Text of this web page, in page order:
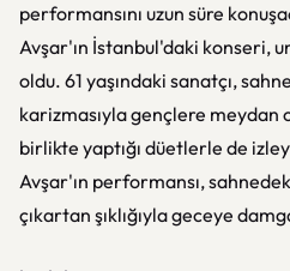
performansını uzun süre
Avşar'ın İstanbul'daki konseri,
oldu. 61 yaşındaki sanatçı,
karizmasıyla gençlere meydan
birlikte yaptığı düetlerle de
Avşar'ın performansı,
çıkartan şıklığıyla geceye